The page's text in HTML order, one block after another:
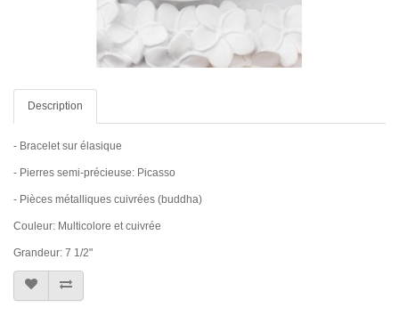
Description
- Bracelet sur élasique
- Pierres semi-précieuse: Picasso
- Pièces métalliques cuivrées (buddha)
Couleur: Multicolore et cuivrée
Grandeur: 7 1/2"